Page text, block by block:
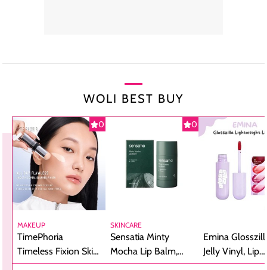
WOLI BEST BUY
0
MAKEUP
TimePhoria
Timeless Fixion Skin
Tint Stick,
0
SKINCARE
Sensatia Minty
Mocha Lip Balm,
Pelembap Bibir
Emina
Jelly Vinyl, Lip
Cream Glossy